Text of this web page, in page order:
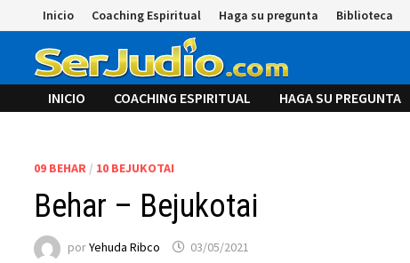
al
contenido
Inicio Coaching Espiritual Haga su pregunta Biblioteca
INICIO COACHING ESPIRITUAL HAGA SU PREGUNTA
09 BEHAR / 10 BEJUKOTAI
Behar – Bejukotai
porYehuda Ribco 03/05/2021